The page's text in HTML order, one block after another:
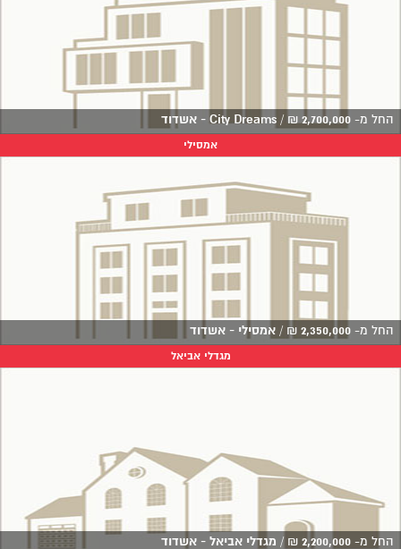
החל מ- 2,700,000
₪
/ City Dreams - אשדוד
אמסילי
החל מ- 2,350,000
₪
/ אמסילי - אשדוד
מגדלי אביאל
החל מ- 2,200,000
₪
/ מגדלי אביאל - אשדוד